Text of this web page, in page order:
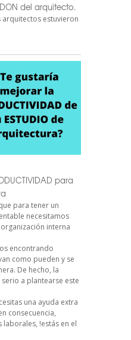
del arquitecto.
arquitectos estuvieron
para
para tener un
necesitamos
interna
encontrando
como pueden y se
De hecho, la
a plantearse este
una ayuda extra
consecuencia,
!estás en el